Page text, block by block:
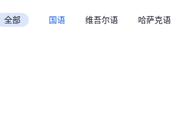
全部 国语 维吾尔语 哈萨克语